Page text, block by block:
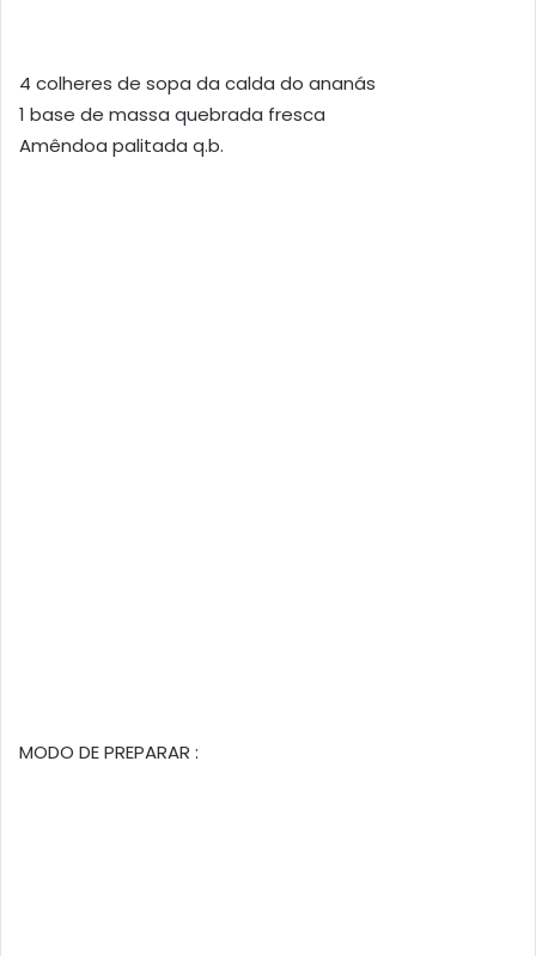
4 colheres de sopa da calda do ananás
1 base de massa quebrada fresca
Amêndoa palitada q.b.
MODO DE PREPARAR :